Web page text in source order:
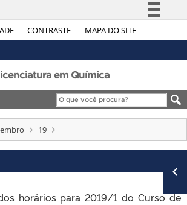
CONTRASTE MAPA DO SITE
Simplifique!
Legislação
Canais
em Química
19
horários para 2019/1 do Curso de